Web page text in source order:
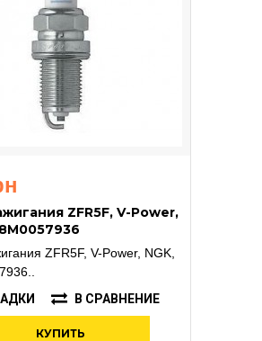
ZFR5F, V-Power,
ZFR5F, V-Power, NGK,
В СРАВНЕНИЕ
КУПИТЬ